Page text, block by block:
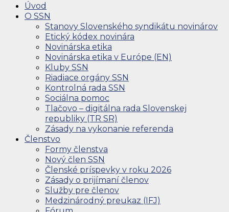
Úvod
O SSN
Stanovy Slovenského syndikátu novinárov
Etický kódex novinára
Novinárska etika
Novinárska etika v Európe (EN)
Kluby SSN
Riadiace orgány SSN
Kontrolná rada SSN
Sociálna pomoc
Tlačovo – digitálna rada Slovenskej
republiky (TR SR)
Zásady na vykonanie referenda
Členstvo
Formy členstva
Nový člen SSN
Členské príspevky v roku 2026
Zásady o prijímaní členov
Služby pre členov
Medzinárodný preukaz (IFJ)